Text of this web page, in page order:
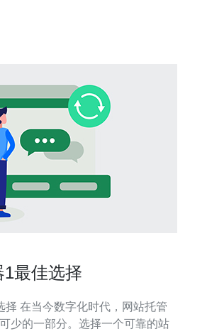
最佳选择
托管
少的一部分。选择一个可靠的站